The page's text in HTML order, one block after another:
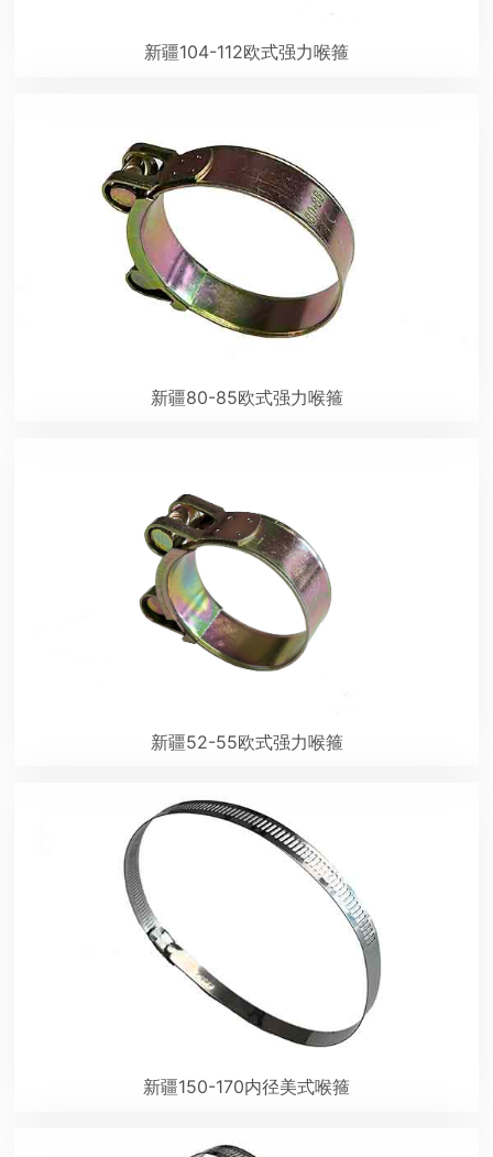
新疆104-112欧式强力喉箍
新疆80-85欧式强力喉箍
新疆52-55欧式强力喉箍
新疆150-170内径美式喉箍